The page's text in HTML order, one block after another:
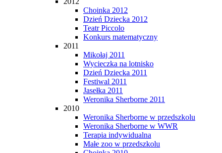
Choinka 2012
Dzień Dziecka 2012
Teatr Piccolo
Konkurs matematyczny
2011
Mikołaj 2011
Wycieczka na lotnisko
Dzień Dziecka 2011
Festiwal 2011
Jasełka 2011
Weronika Sherborne 2011
2010
Weronika Sherborne w przedszkolu
Weronika Sherborne w WWR
Terapia indywidualna
Małe zoo w przedszkolu